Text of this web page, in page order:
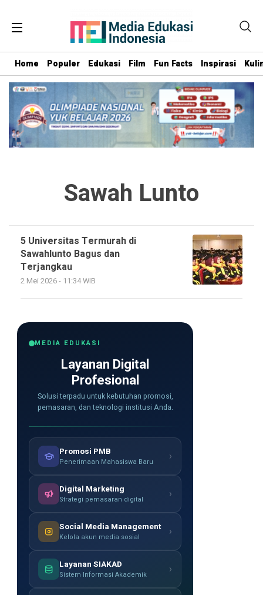
Home Populer Edukasi Film Fun Facts Inspirasi
Sawah Lunto
5 Universitas Termurah di
Sawahlunto Bagus dan
Terjangkau
2 Mei 2026 - 11:34 WIB
MEDIA EDUKASI
Layanan Digital
Profesional
Solusi terpadu untuk kebutuhan promosi,
pemasaran, dan teknologi institusi Anda.
Promosi PMB
Penerimaan Mahasiswa Baru ›
Digital Marketing
Strategi pemasaran digital ›
Social Media Management
Kelola akun media sosial ›
Layanan SIAKAD
Sistem Informasi Akademik ›